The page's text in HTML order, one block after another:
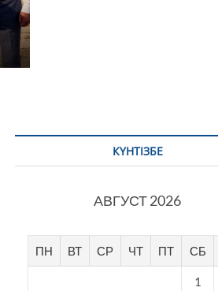
КҮНТІЗБЕ
АВГУСТ 2026
ПН ВТ СР ЧТ ПТ СБ
1